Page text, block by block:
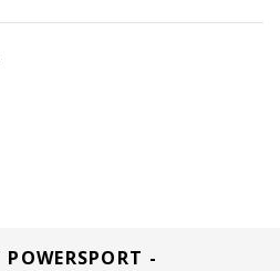
POWERSPORT -